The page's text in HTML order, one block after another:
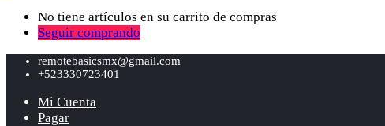
No tiene artículos en su carrito de compras
Seguir comprando
remotebasicsmx@gmail.com
+523330723401
Mi Cuenta
Pagar